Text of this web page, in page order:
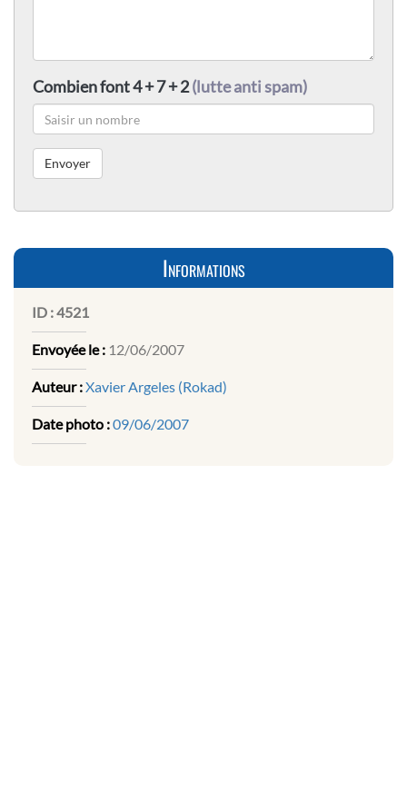
Combien font 4 + 7 + 2(lutte anti spam)
Informations
ID :4521
Envoyée le : 12/06/2007
Auteur :Xavier Argeles (Rokad)
Date photo :09/06/2007